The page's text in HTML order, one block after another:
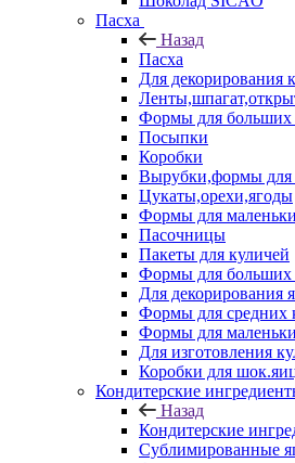
Пасха
Назад
Пасха
Для декорирования
Формы для больших
Посыпки
Коробки
Вырубки,формы для
Цукаты,орехи,ягоды
Формы для
Пасочницы
Пакеты для куличей
Формы для больших
Для декорирования
Формы для средних
Формы для
Для изготовления
Коробки для
Кондитерские
Назад
Кондитерские
Сублимированные